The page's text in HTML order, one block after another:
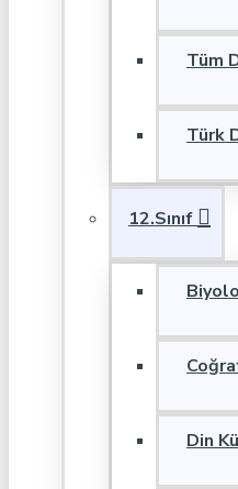
Tüm
Türk
12.Sınıf
Din